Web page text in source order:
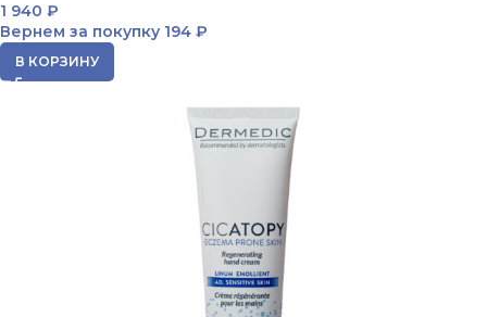
1 940 ₽
Вернем за покупку 194 ₽
В КОРЗИНУ